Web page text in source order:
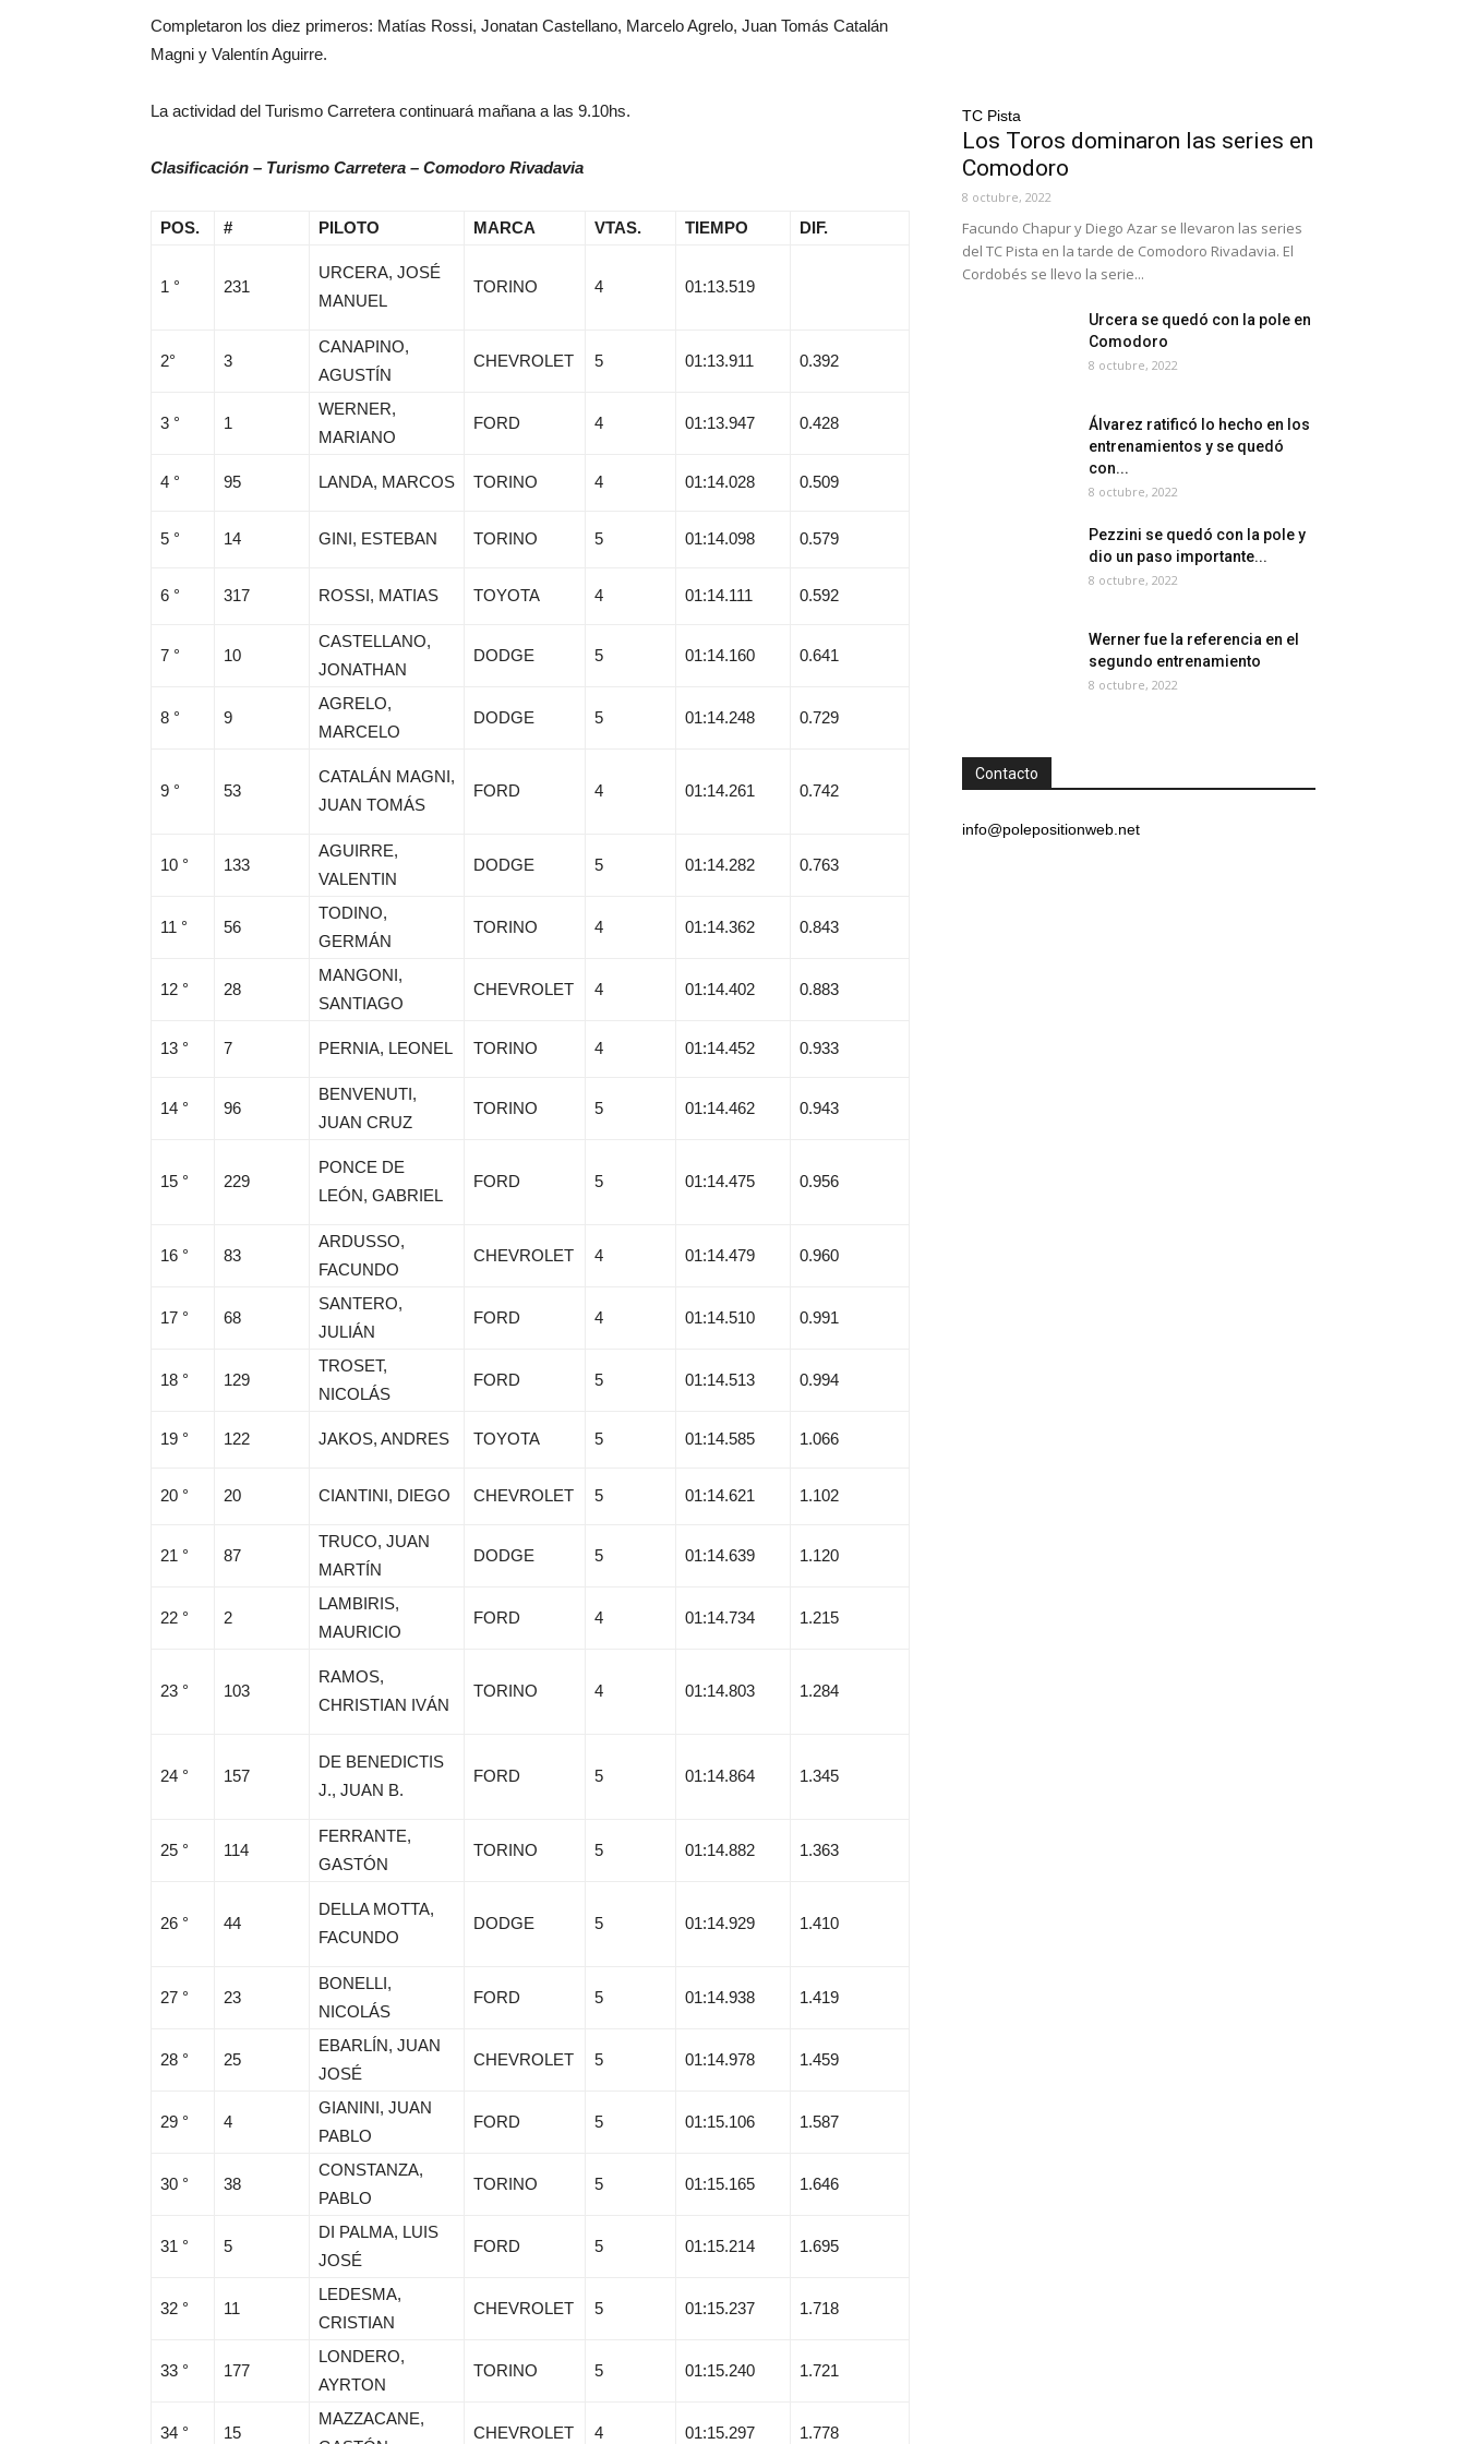
Completaron los diez primeros: Matías Rossi, Jonatan Castellano, Marcelo Agrelo, Juan Tomás Catalán
Magni y Valentín Aguirre.
La actividad del Turismo Carretera continuará mañana a las 9.10hs.
Clasificación – Turismo Carretera – Comodoro Rivadavia
POS. # PILOTO MARCA VTAS. TIEMPO DIF.
1 ° 231
URCERA, JOSÉ
MANUEL
TORINO 4 01:13.519
2° 3
CANAPINO,
AGUSTÍN
CHEVROLET 5 01:13.911 0.392
3 ° 1
WERNER,
MARIANO
FORD 4 01:13.947 0.428
4 ° 95 LANDA, MARCOS TORINO 4 01:14.028 0.509
5 ° 14 GINI, ESTEBAN TORINO 5 01:14.098 0.579
6 ° 317 ROSSI, MATIAS TOYOTA 4 01:14.111 0.592
7 ° 10
CASTELLANO,
JONATHAN
DODGE 5 01:14.160 0.641
8 ° 9
AGRELO,
MARCELO
DODGE 5 01:14.248 0.729
9 ° 53
CATALÁN MAGNI,
JUAN TOMÁS
FORD 4 01:14.261 0.742
10 ° 133
AGUIRRE,
VALENTIN
DODGE 5 01:14.282 0.763
11 ° 56
TODINO,
GERMÁN
TORINO 4 01:14.362 0.843
12 ° 28
MANGONI,
SANTIAGO
CHEVROLET 4 01:14.402 0.883
13 ° 7 PERNIA, LEONEL TORINO 4 01:14.452 0.933
14 ° 96
BENVENUTI,
JUAN CRUZ
TORINO 5 01:14.462 0.943
15 ° 229
PONCE DE
LEÓN, GABRIEL
FORD 5 01:14.475 0.956
16 ° 83
ARDUSSO,
FACUNDO
CHEVROLET 4 01:14.479 0.960
17 ° 68
SANTERO,
JULIÁN
FORD 4 01:14.510 0.991
18 ° 129
TROSET,
NICOLÁS
FORD 5 01:14.513 0.994
19 ° 122 JAKOS, ANDRES TOYOTA 5 01:14.585 1.066
20 ° 20 CIANTINI, DIEGO CHEVROLET 5 01:14.621 1.102
21 ° 87
TRUCO, JUAN
MARTÍN
DODGE 5 01:14.639 1.120
22 ° 2
LAMBIRIS,
MAURICIO
FORD 4 01:14.734 1.215
23 ° 103
RAMOS,
CHRISTIAN IVÁN
TORINO 4 01:14.803 1.284
24 ° 157
DE BENEDICTIS
J., JUAN B.
FORD 5 01:14.864 1.345
25 ° 114
FERRANTE,
GASTÓN
TORINO 5 01:14.882 1.363
26 ° 44
DELLA MOTTA,
FACUNDO
DODGE 5 01:14.929 1.410
27 ° 23
BONELLI,
NICOLÁS
FORD 5 01:14.938 1.419
28 ° 25
EBARLÍN, JUAN
JOSÉ
CHEVROLET 5 01:14.978 1.459
29 ° 4
GIANINI, JUAN
PABLO
FORD 5 01:15.106 1.587
30 ° 38
CONSTANZA,
PABLO
TORINO 5 01:15.165 1.646
31 ° 5
DI PALMA, LUIS
JOSÉ
FORD 5 01:15.214 1.695
32 ° 11
LEDESMA,
CRISTIAN
CHEVROLET 5 01:15.237 1.718
33 ° 177
LONDERO,
AYRTON
TORINO 5 01:15.240 1.721
34 ° 15
MAZZACANE,
CHEVROLET 4 01:15.297 1.778
TC Pista
Los Toros dominaron las series en
Comodoro
8 octubre, 2022
Facundo Chapur y Diego Azar se llevaron las series
del TC Pista en la tarde de Comodoro Rivadavia. El
Cordobés se llevo la serie...
Urcera se quedó con la pole en
Comodoro
8 octubre, 2022
Álvarez ratificó lo hecho en los
entrenamientos y se quedó
con...
8 octubre, 2022
Pezzini se quedó con la pole y
dio un paso importante...
8 octubre, 2022
Werner fue la referencia en el
segundo entrenamiento
8 octubre, 2022
Contacto
info@polepositionweb.net